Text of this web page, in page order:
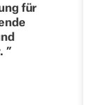
für